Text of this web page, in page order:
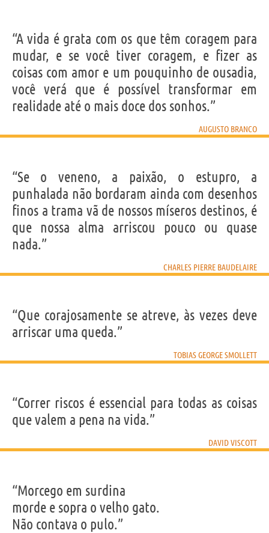
“A vida é grata com os que têm coragem para
mudar, e se você tiver coragem, e fizer as
coisas com amor e um pouquinho de ousadia,
você verá que é possível transformar em
realidade até o mais doce dos sonhos.”
AUGUSTO BRANCO
“Se o veneno, a paixão, o estupro, a
punhalada não bordaram ainda com desenhos
finos a trama vã de nossos míseros destinos, é
que nossa alma arriscou pouco ou quase
nada.”
CHARLES PIERRE BAUDELAIRE
“Que corajosamente se atreve, às vezes deve
arriscar uma queda.”
TOBIAS GEORGE SMOLLETT
“Correr riscos é essencial para todas as coisas
que valem a pena na vida.”
DAVID VISCOTT
“Morcego em surdina
morde e sopra o velho gato.
Não contava o pulo.”